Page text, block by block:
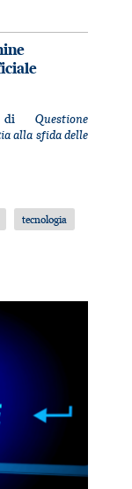
di Questione
alla sfida delle
tecnologia